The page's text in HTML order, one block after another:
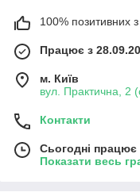
100% позитивних з
Працює з
м. Київ
вул. Практична, 2
Контакти
Сьогодні працює
Показати весь